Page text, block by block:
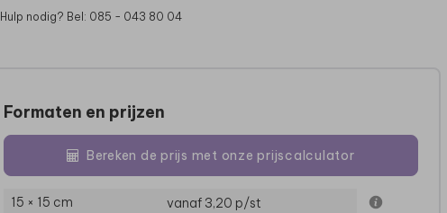
Hulp nodig? Bel: 085 - 043 80 04
Formaten en prijzen
Bereken de prijs met onze prijscalculator
15 × 15 cm vanaf 3,20 p/st